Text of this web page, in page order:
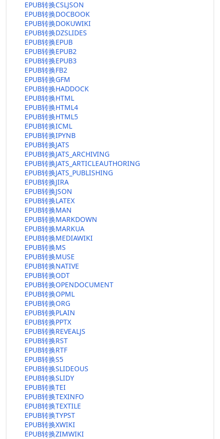
EPUB转换CSLJSON
EPUB转换DOCBOOK
EPUB转换DOKUWIKI
EPUB转换DZSLIDES
EPUB转换EPUB
EPUB转换EPUB2
EPUB转换EPUB3
EPUB转换FB2
EPUB转换GFM
EPUB转换HADDOCK
EPUB转换HTML
EPUB转换HTML4
EPUB转换HTML5
EPUB转换ICML
EPUB转换IPYNB
EPUB转换JATS
EPUB转换JATS_ARCHIVING
EPUB转换JATS_ARTICLEAUTHORING
EPUB转换JATS_PUBLISHING
EPUB转换JIRA
EPUB转换JSON
EPUB转换LATEX
EPUB转换MAN
EPUB转换MARKDOWN
EPUB转换MARKUA
EPUB转换MEDIAWIKI
EPUB转换MS
EPUB转换MUSE
EPUB转换NATIVE
EPUB转换ODT
EPUB转换OPENDOCUMENT
EPUB转换OPML
EPUB转换ORG
EPUB转换PLAIN
EPUB转换PPTX
EPUB转换REVEALJS
EPUB转换RST
EPUB转换RTF
EPUB转换S5
EPUB转换SLIDEOUS
EPUB转换SLIDY
EPUB转换TEI
EPUB转换TEXINFO
EPUB转换TEXTILE
EPUB转换TYPST
EPUB转换XWIKI
EPUB转换ZIMWIKI